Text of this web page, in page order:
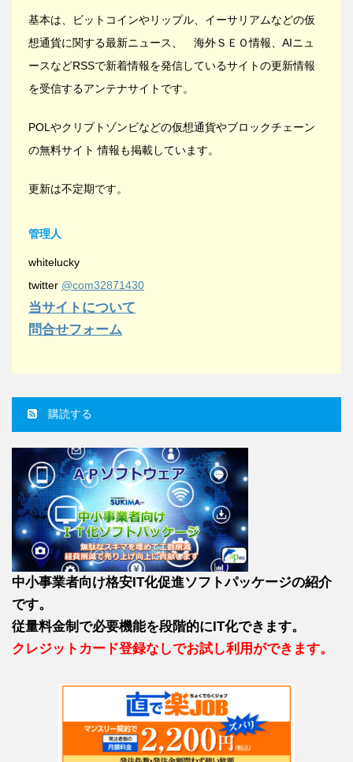
基本は、ビットコインやリップル、イーサリアムなどの仮
想通貨に関する最新ニュース、 海外ＳＥＯ情報、AIニュ
ースなどRSSで新着情報を発信しているサイトの更新情報
を受信するアンテナサイトです。
POLやクリプトゾンビなどの仮想通貨やブロックチェーン
の無料サイト 情報も掲載しています。
更新は不定期です。
管理人
whitelucky
twitter @com32871430
当サイトについて
問合せフォーム
購読する
中小事業者向け格安IT化促進ソフトパッケージの紹介
です。
従量料金制で必要機能を段階的にIT化できます。
クレジットカード登録なしでお試し利用ができます。